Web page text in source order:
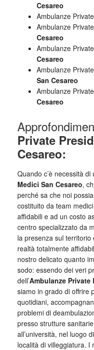
Cesareo
Ambulanze
Ambulanze
Cesareo
Ambulanze
Cesareo
Ambulanze
San Cesareo
Ambulanze
Cesareo
Private
Cesareo:
Quando c’è necessità di
Medici San Cesareo,
perché sa che noi
costituito da team
affidabili e ad un costo
centro specializzato da
la presenza sul
realtà totalmente
nostro delicato quanto
sodo: essendo dei veri
dell’Ambulanze Private
siamo in grado di offrire
quotidiani,
problemi di
presso strutture
all’università, nel luogo
località di villeggiatura. I